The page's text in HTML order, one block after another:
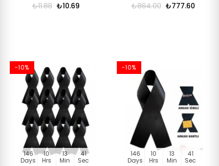
₺11.88 ₺10.69 ₺864.00 ₺777.60
-10%
146
Days
10
Hrs
13
Min
41
Sec
-10%
146
Days
10
Hrs
13
Min
41
Sec